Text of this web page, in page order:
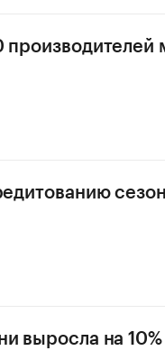
производителей
выросла на 10%